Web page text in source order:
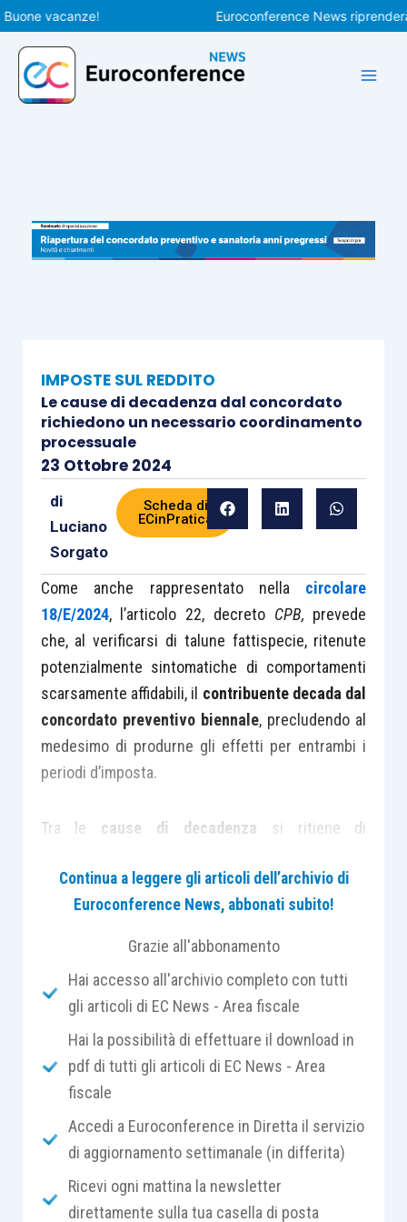
Vai
al
contenuto
vacanze! Euroconference News riprenderà le
IMPOSTE SUL REDDITO
Le cause di decadenza dal concordato
richiedono un necessario coordinamento
processuale
23 Ottobre 2024
di
Luciano
Sorgato
Scheda di
ECinPratica
Come anche rappresentato nella circolare
18/E/2024, l’articolo 22, decretoCPB, prevede
che, al verificarsi di talune fattispecie, ritenute
potenzialmente sintomatiche di comportamenti
scarsamente affidabili, il contribuente decada dal
concordato preventivo biennale, precludendo al
medesimo di produrne gli effetti per entrambi i
periodi d’imposta.
Tra le cause di decadenza si ritiene di
tutto temporalmente coordinate con la perdita
degli effetti dell’istituto:
l’inesistenza o l’indeducibilità di passività
dichiarate per un importo superiore al
30% dei ricavi dichiarati;
violazioni constatate cheintegrano le
fattispecie
tributari) relativamente ai periodi
d’imposta oggetto del concordato.
Preliminarmente si sottolinea come
Continua a leggere gli articoli dell’archivio di
Euroconference News, abbonati subito!
Grazie all'abbonamento
Hai accesso all'archivio completo con tutti
gli articoli di EC News - Area fiscale
Hai la possibilità di effettuare il download in
pdf di tutti gli articoli di EC News - Area
fiscale
Accedi a Euroconference in Diretta il servizio
di aggiornamento settimanale (in differita)
Ricevi ogni mattina la newsletter
direttamente sulla tua casella di posta